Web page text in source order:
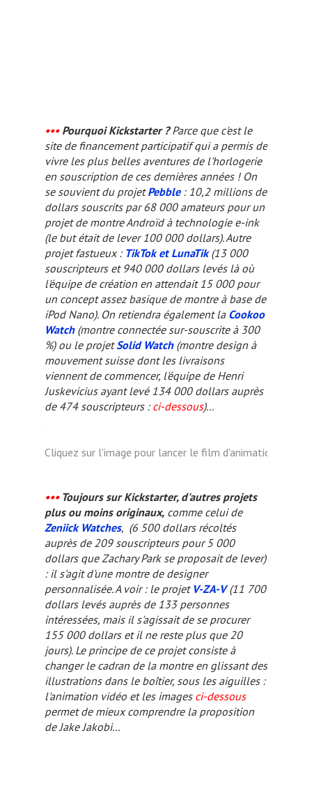
•••Pourquoi Kickstarter ?Parce que c'est le
site de financement participatif qui a permis de
vivre les plus belles aventures de l'horlogerie
en souscription de ces dernières années ! On
se souvient du projetPebble: 10,2 millions de
dollars souscrits par 68 000 amateurs pour un
projet de montre Androïd à technologie e-ink
(le but était de lever 100 000 dollars). Autre
projet fastueux : TikTok et LunaTik(13 000
souscripteurs et 940 000 dollars levés là où
l'équipe de création en attendait 15 000 pour
un concept assez basique de montre à base de
iPod Nano). On retiendra également la Cookoo
Watch(montre connectée sur-souscrite à 300
%) ou le projetSolid Watch(montre design à
mouvement suisse dont les livraisons
viennent de commencer, l'équipe de Henri
Juskevicius ayant levé 134 000 dollars auprès
de 474 souscripteurs : ci-dessous)...
Cliquez sur l'image pour lancer le film d'animation...
•••Toujours sur Kickstarter, d'autres projets
plus ou moins originaux, comme celui de
Zeniick Watches, (6 500 dollars récoltés
auprès de 209 souscripteurs pour 5 000
dollars que Zachary Park se proposait de lever)
: il s'agit d'une montre de designer
personnalisée. A voir : le projet V-ZA-V(11 700
dollars levés auprès de 133 personnes
intéressées, mais il s'agissait de se procurer
155 000 dollars et il ne reste plus que 20
jours). Le principe de ce projet consiste à
changer le cadran de la montre en glissant des
illustrations dans le boîtier, sous les aiguilles :
l'animation vidéo et les images ci-dessous
permet de mieux comprendre la proposition
de Jake Jakobi...